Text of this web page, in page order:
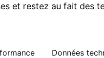
et restez au fait des
Données